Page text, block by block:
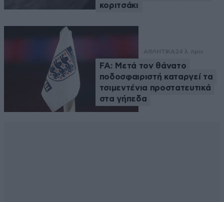
κοριτσάκι
ΑΘΛΗΤΙΚΑ24 λ. πριν
FA: Μετά τον θάνατο
ποδοσφαιριστή καταργεί τα
τσιμεντένια προστατευτικά
στα γήπεδα